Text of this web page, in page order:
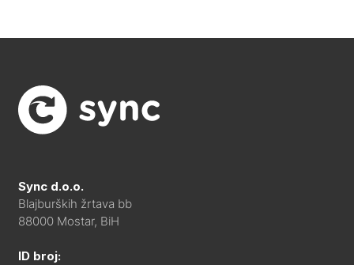
Sync d.o.o.
Blajburških žrtava bb
88000 Mostar, BiH
ID broj: